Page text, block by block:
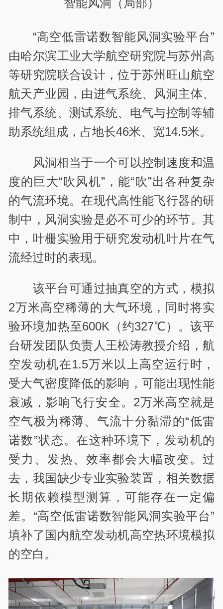
智能风洞（局部）
“高空低雷诺数智能风洞实验平台”
由哈尔滨工业大学航空研究院与苏州高
等研究院联合设计，位于苏州旺山航空
航天产业园，由进气系统、风洞主体、
排气系统、测试系统、电气与控制等辅
助系统组成，占地长46米、宽14.5米。
风洞相当于一个可以控制速度和温
度的巨大“吹风机”，能“吹”出各种复杂
的气流环境。在现代高性能飞行器的研
制中，风洞实验是必不可少的环节。其
中，叶栅实验用于研究发动机叶片在气
流经过时的表现。
该平台可通过抽真空的方式，模拟
2万米高空稀薄的大气环境，同时将实
验环境加热至600K（约327℃）。该平
台研发团队负责人王松涛教授介绍，航
空发动机在1.5万米以上高空运行时，
受大气密度降低的影响，可能出现性能
衰减，影响飞行安全。2万米高空就是
空气极为稀薄、气流十分黏滞的“低雷
诺数”状态。在这种环境下，发动机的
受力、发热、效率都会大幅改变。过
去，我国缺少专业实验装置，相关数据
长期依赖模型测算，可能存在一定偏
差。“高空低雷诺数智能风洞实验平台”
填补了国内航空发动机高空热环境模拟
的空白。